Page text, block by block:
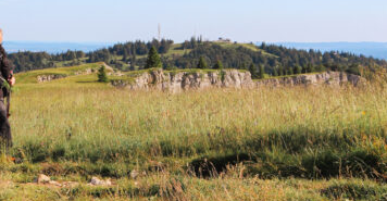
Hebdo25